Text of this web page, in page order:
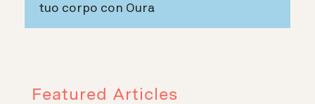
tuo corpo con Oura
Featured Articles